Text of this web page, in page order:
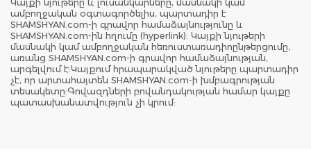
ամբողջական օգտագործելիս, պարտադիր է
SHAMSHYAN.com-ի գրավոր համաձայնությունը և
SHAMSHYAN.com-ին հղումը (hyperlink): Կայքի նյութերի
մասնակի կամ ամբողջական հեռուստառադիոընթերցումը,
առանց SHAMSHYAN.com-ի գրավոր համաձայնության,
արգելվում է:Կայքում հրապարակված նյութերը պարտադիր
չէ, որ արտահայտեն SHAMSHYAN.com-ի խմբագրության
տեսակետը:Գովազդների բովանդակության համար կայքը
պատասխանատվություն չի կրում: